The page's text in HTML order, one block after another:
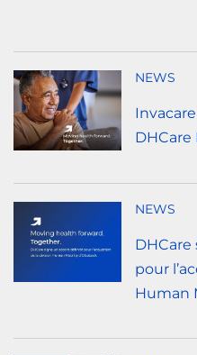
NEWS
NEWS
pour
Human